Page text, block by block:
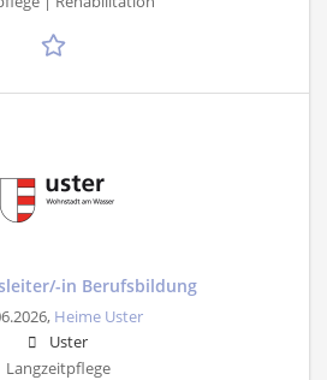
in Berufsbildung
Heime Uster
Uster
Langzeitpflege